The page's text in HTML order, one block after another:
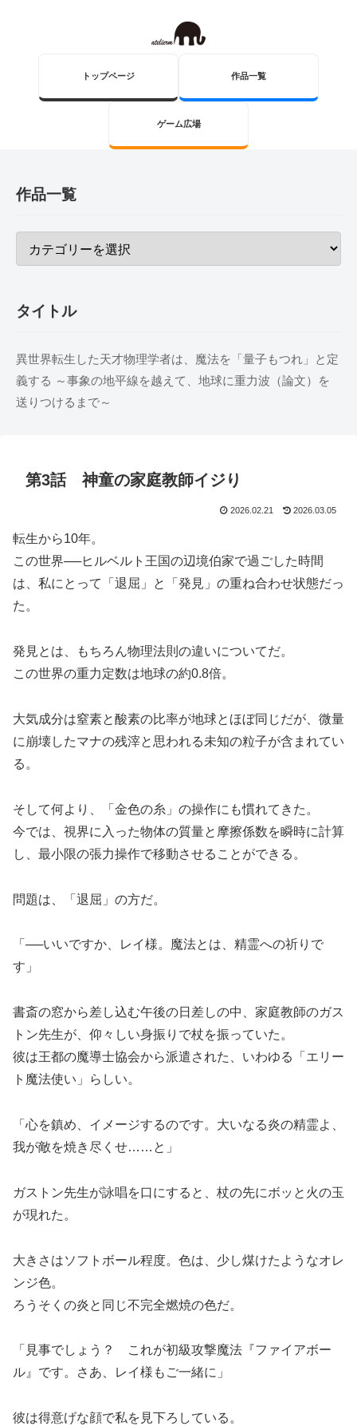
トップページ 作品一覧
ゲーム広場
作品一覧
タイトル
異世界転生した天才物理学者は、魔法を「量子もつれ」と定
義する ～事象の地平線を越えて、地球に重力波（論文）を
送りつけるまで～
第3話 神童の家庭教師イジり
2026.02.21 2026.03.05
転生から10年。
この世界──ヒルベルト王国の辺境伯家で過ごした時間
は、私にとって「退屈」と「発見」の重ね合わせ状態だっ
た。
発見とは、もちろん物理法則の違いについてだ。
この世界の重力定数は地球の約0.8倍。
大気成分は窒素と酸素の比率が地球とほぼ同じだが、微量
に崩壊したマナの残滓と思われる未知の粒子が含まれてい
る。
そして何より、「金色の糸」の操作にも慣れてきた。
今では、視界に入った物体の質量と摩擦係数を瞬時に計算
し、最小限の張力操作で移動させることができる。
問題は、「退屈」の方だ。
「──いいですか、レイ様。魔法とは、精霊への祈りで
す」
書斎の窓から差し込む午後の日差しの中、家庭教師のガス
トン先生が、仰々しい身振りで杖を振っていた。
彼は王都の魔導士協会から派遣された、いわゆる「エリー
ト魔法使い」らしい。
「心を鎮め、イメージするのです。大いなる炎の精霊よ、
我が敵を焼き尽くせ……と」
ガストン先生が詠唱を口にすると、杖の先にボッと火の玉
が現れた。
大きさはソフトボール程度。色は、少し煤けたようなオレ
ンジ色。
ろうそくの炎と同じ不完全燃焼の色だ。
「見事でしょう？ これが初級攻撃魔法『ファイアボー
ル』です。さあ、レイ様もご一緒に」
彼は得意げな顔で私を見下ろしている。